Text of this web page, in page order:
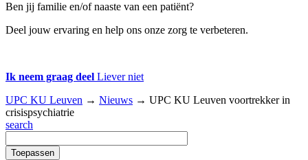
Ben jij familie en/of naaste van een patiënt?
Deel jouw ervaring en help ons onze zorg te verbeteren.
Ik neem graag deel Liever niet
UPC KU Leuven → Nieuws → UPC KU Leuven voortrekker in
crisispsychiatrie
search